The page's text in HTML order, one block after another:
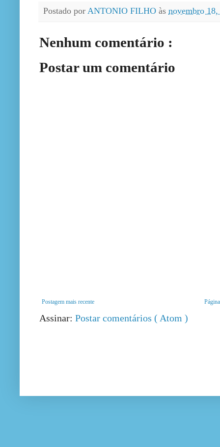
Postado por ANTONIO FILHO às novembro
Nenhum comentário :
Postar um comentário
Postagem mais recente
Assinar: Postar comentários ( Atom )